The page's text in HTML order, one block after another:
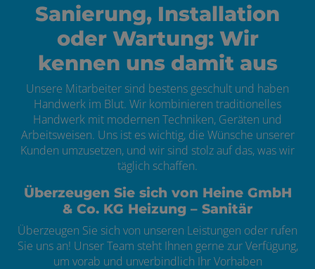
Sanierung, Installation
oder Wartung: Wir
kennen uns damit aus
Unsere Mitarbeiter sind bestens geschult und haben
Handwerk im Blut. Wir kombinieren traditionelles
Handwerk mit modernen Techniken, Geräten und
Arbeitsweisen. Uns ist es wichtig, die Wünsche unserer
Kunden umzusetzen, und wir sind stolz auf das, was wir
täglich schaffen.
Überzeugen Sie sich von Heine GmbH
& Co. KG Heizung – Sanitär
Überzeugen Sie sich von unseren Leistungen oder rufen
Sie uns an! Unser Team steht Ihnen gerne zur Verfügung,
um vorab und unverbindlich Ihr Vorhaben